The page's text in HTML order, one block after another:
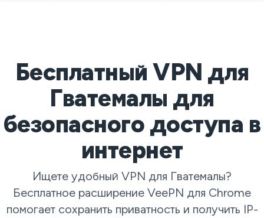
Бесплатный VPN для
Гватемалы для
безопасного доступа в
интернет
Ищете удобный VPN для Гватемалы?
Бесплатное расширение VeePN для Chrome
помогает сохранить приватность и получить IP-